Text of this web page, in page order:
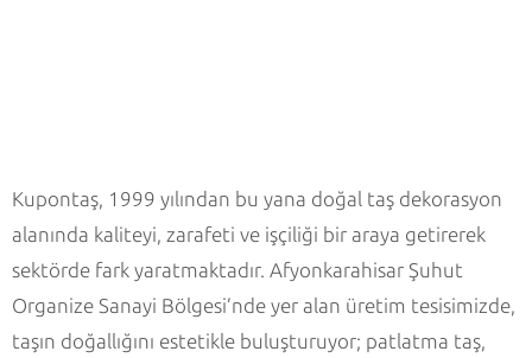
Kupontaş, 1999 yılından bu yana doğal taş dekorasyon
alanında kaliteyi, zarafeti ve işçiliği bir araya getirerek
sektörde fark yaratmaktadır. Afyonkarahisar Şuhut
Organize Sanayi Bölgesi’nde yer alan üretim tesisimizde,
taşın doğallığını estetikle buluşturuyor; patlatma taş,